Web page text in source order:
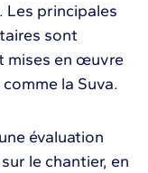
Les principales
sont
mises en œuvre
la Suva.
évaluation
le chantier, en